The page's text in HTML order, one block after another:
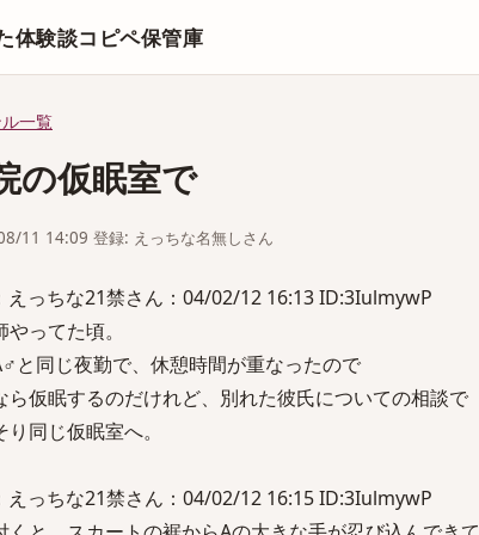
体験談コピペ保管庫
一覧
の仮眠室で
11 14:09 登録: えっちな名無しさん
えっちな21禁さん：04/02/12 16:13 ID:3IulmywP
ってた頃。
と同じ夜勤で、休憩時間が重なったので
ら仮眠するのだけれど、別れた彼氏についての相談で
り同じ仮眠室へ。
えっちな21禁さん：04/02/12 16:15 ID:3IulmywP